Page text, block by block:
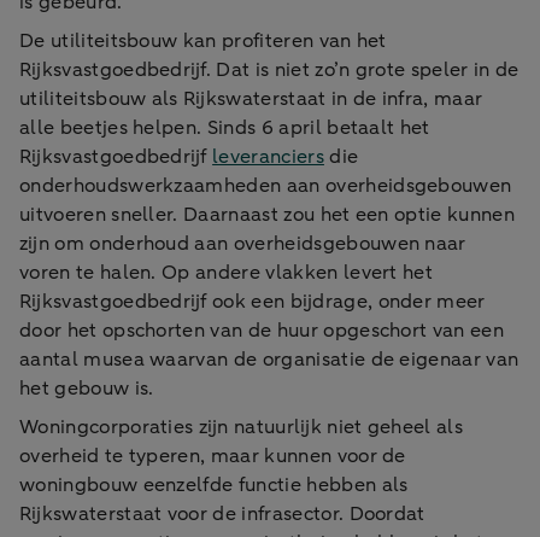
De utiliteitsbouw kan profiteren van het
Rijksvastgoedbedrijf. Dat is niet zo’n grote speler in de
utiliteitsbouw als Rijkswaterstaat in de infra, maar
alle beetjes helpen. Sinds 6 april betaalt het
Rijksvastgoedbedrijf leveranciersdie
onderhoudswerkzaamheden aan overheidsgebouwen
uitvoeren sneller. Daarnaast zou het een optie kunnen
zijn om onderhoud aan overheidsgebouwen naar
voren te halen. Op andere vlakken levert het
Rijksvastgoedbedrijf ook een bijdrage, onder meer
door het opschorten van de huur opgeschort van een
aantal musea waarvan de organisatie de eigenaar van
het gebouw is.
Woningcorporaties zijn natuurlijk niet geheel als
overheid te typeren, maar kunnen voor de
woningbouw eenzelfde functie hebben als
Rijkswaterstaat voor de infrasector. Doordat